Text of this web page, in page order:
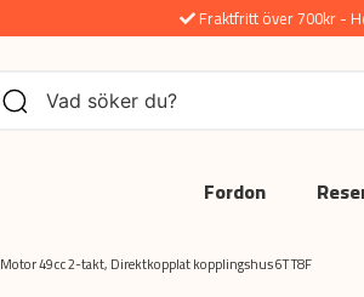
Fraktfritt över 700kr -
Fordon
Motor 49cc 2-takt, Direktkopplat kopplingshus 6T T8F